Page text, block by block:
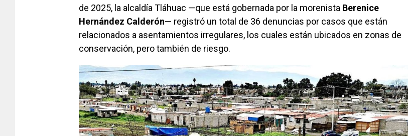
de 2025, la alcaldía Tláhuac —que está gobernada por la morenista Berenice
Hernández Calderón— registró un total de 36 denuncias por casos que están
relacionados a asentamientos irregulares, los cuales están ubicados en zonas de
conservación, pero también de riesgo.